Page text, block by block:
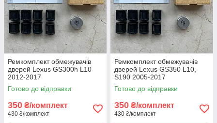
Ремкомплект обмежувачів
дверей Lexus GS300h L10
2012-2017
Готово до відправки
350 ₴/комплект
430 ₴/комплект
Ремкомплект обмежувачів
дверей Lexus GS350 L10,
S190 2005-2017
Готово до відправки
350 ₴/комплект
430 ₴/комплект